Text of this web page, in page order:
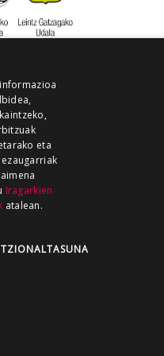
GUKA
GUKA ZUMAIA GUKA
eta
Iragarkien
atalean.